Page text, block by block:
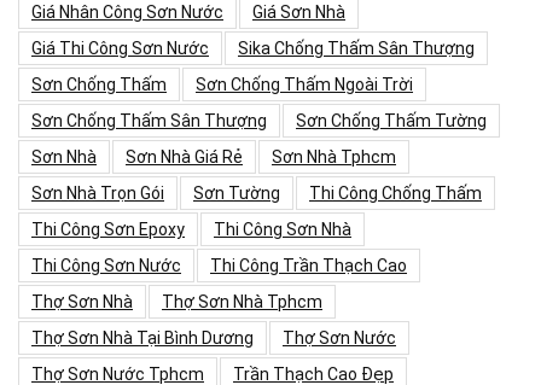
Giá Nhân Công Sơn Nước
Giá Sơn Nhà
Giá Thi Công Sơn Nước
Sika Chống Thấm Sân Thượng
Sơn Chống Thấm
Sơn Chống Thấm Ngoài Trời
Sơn Chống Thấm Sân Thượng
Sơn Chống Thấm Tường
Sơn Nhà
Sơn Nhà Giá Rẻ
Sơn Nhà Tphcm
Sơn Nhà Trọn Gói
Sơn Tường
Thi Công Chống Thấm
Thi Công Sơn Epoxy
Thi Công Sơn Nhà
Thi Công Sơn Nước
Thi Công Trần Thạch Cao
Thợ Sơn Nhà
Thợ Sơn Nhà Tphcm
Thợ Sơn Nhà Tại Bình Dương
Thợ Sơn Nước
Thợ Sơn Nước Tphcm
Trần Thạch Cao Đẹp